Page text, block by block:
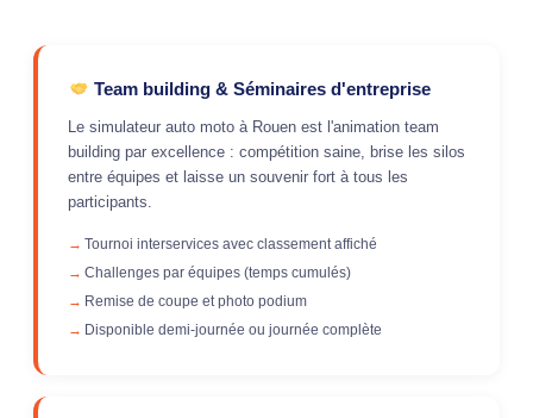
Team building & Séminaires d'entreprise
Le simulateur auto moto à Rouen est l'animation team
building par excellence : compétition saine, brise les silos
entre équipes et laisse un souvenir fort à tous les
participants.
Tournoi interservices avec classement affiché
Challenges par équipes (temps cumulés)
Remise de coupe et photo podium
Disponible demi-journée ou journée complète